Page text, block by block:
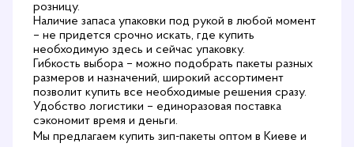
розницу.
Наличие запаса упаковки под рукой в любой момент
– не придется срочно искать, где купить
необходимую здесь и сейчас упаковку.
Гибкость выбора – можно подобрать пакеты разных
размеров и назначений, широкий ассортимент
позволит купить все необходимые решения сразу.
Удобство логистики – единоразовая поставка
сэкономит время и деньги.
Мы предлагаем купить зип-пакеты оптом в Киеве и